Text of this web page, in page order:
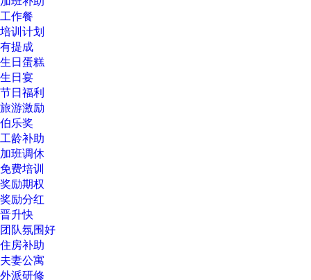
工作餐
培训计划
有提成
生日蛋糕
生日宴
节日福利
旅游激励
伯乐奖
工龄补助
加班调休
免费培训
奖励期权
奖励分红
晋升快
团队氛围好
住房补助
夫妻公寓
外派研修